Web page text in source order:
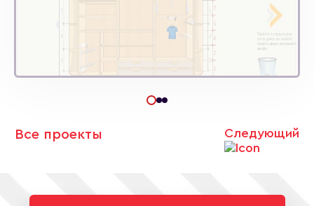
Все проекты Следующий